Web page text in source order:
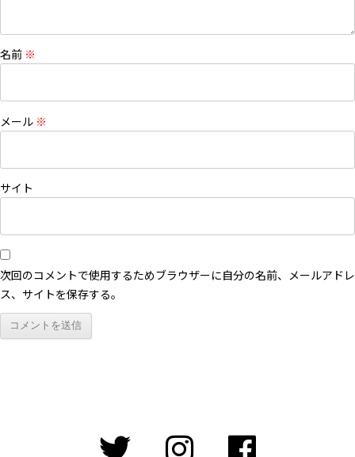
名前 ※
メール ※
サイト
次回のコメントで使用するためブラウザーに自分の名前、メールアドレ
ス、サイトを保存する。